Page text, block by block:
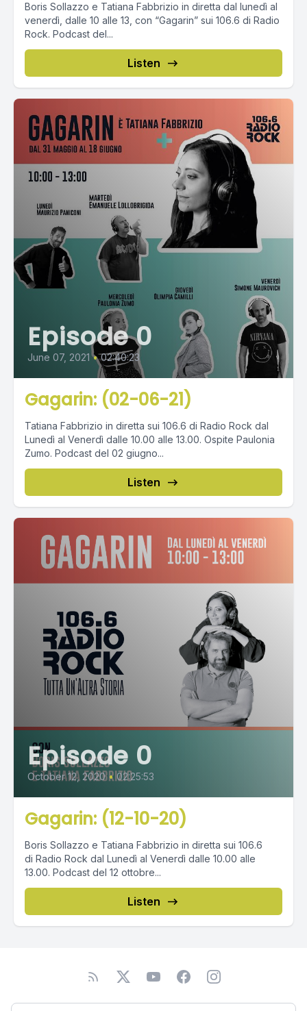
Boris Sollazzo e Tatiana Fabbrizio in diretta dal lunedì al
venerdì, dalle 10 alle 13, con “Gagarin” sui 106.6 di Radio
Rock. Podcast del...
Listen
Episode 0
June 07, 2021 • 02:40:23
Gagarin: (02-06-21)
Tatiana Fabbrizio in diretta sui 106.6 di Radio Rock dal
Lunedì al Venerdì dalle 10.00 alle 13.00. Ospite Paulonia
Zumo. Podcast del 02 giugno...
Listen
Episode 0
October 12, 2020 • 02:25:53
Gagarin: (12-10-20)
Boris Sollazzo e Tatiana Fabbrizio in diretta sui 106.6
di Radio Rock dal Lunedì al Venerdì dalle 10.00 alle
13.00. Podcast del 12 ottobre...
Listen